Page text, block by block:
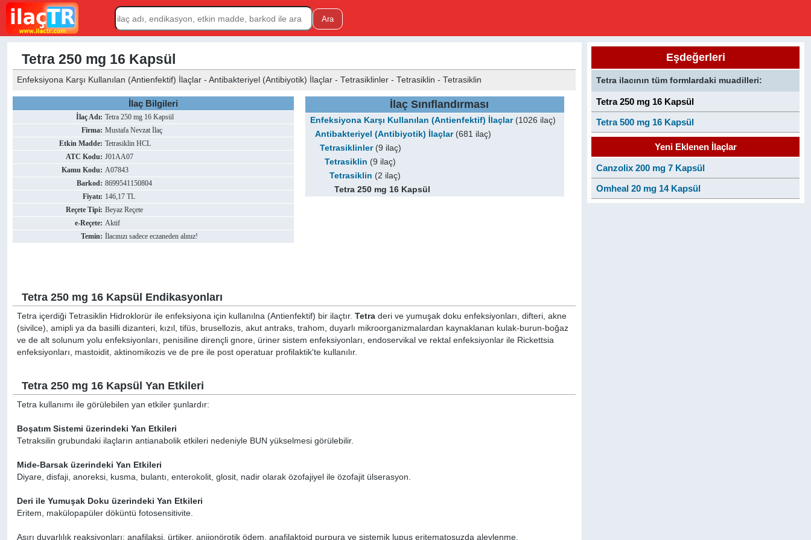
Tetra 250 mg 16 Kapsül
Enfeksiyona Karşı Kullanılan (Antienfektif) İlaçlar - Antibakteriyel (Antibiyotik) İlaçlar - Tetrasiklinler - Tetrasiklin - Tetrasiklin
İlaç Bilgileri
İlaç Adı: Tetra 250 mg 16 Kapsül
Firma: Mustafa Nevzat İlaç
Etkin Madde: Tetrasiklin HCL
ATC Kodu: J01AA07
Kamu Kodu: A07843
Barkod: 8699541150804
Fiyatı: 146,17 TL
Reçete Tipi: Beyaz Reçete
e-Reçete: Aktif
Temin: İlacınızı sadece eczaneden alınız!
İlaç Sınıflandırması
Enfeksiyona Karşı Kullanılan (Antienfektif) İlaçlar(1026 ilaç)
Antibakteriyel (Antibiyotik) İlaçlar(681 ilaç)
Tetrasiklinler(9 ilaç)
Tetrasiklin (9 ilaç)
Tetrasiklin (2 ilaç)
Tetra 250 mg 16 Kapsül
Tetra 250 mg 16 Kapsül Endikasyonları
Tetra içerdiği Tetrasiklin Hidroklorür ile enfeksiyona için kullanılna (Antienfektif) bir ilaçtır.Tetra deri ve yumuşak doku enfeksiyonları, difteri, akne
(sivilce), amipli ya da basilli dizanteri, kızıl, tifüs, brusellozis, akut antraks, trahom, duyarlı mikroorganizmalardan kaynaklanan kulak-burun-boğaz
ve de alt solunum yolu enfeksiyonları, penisiline dirençli gnore, üriner sistem enfeksiyonları, endoservikal ve rektal enfeksiyonlar ile Rickettsia
enfeksiyonları, mastoidit, aktinomikozis ve de pre ile post operatuar profilaktik'te kullanılır.
Tetra 250 mg 16 Kapsül Yan Etkileri
Tetra kullanımı ile görülebilen yan etkiler şunlardır:
Boşatım Sistemi üzerindeki Yan Etkileri
Tetraksilin grubundaki ilaçların antianabolik etkileri nedeniyle BUN yükselmesi görülebilir.
Mide-Barsak üzerindeki Yan Etkileri
Diyare, disfaji, anoreksi, kusma, bulantı, enterokolit, glosit, nadir olarak özofajiyel ile özofajit ülserasyon.
Deri ile Yumuşak Doku üzerindeki Yan Etkileri
Eritem, makülopapüler döküntü fotosensitivite.
Aşırı duyarlılık reaksiyonları: anafilaksi, ürtiker, anjionörotik ödem, anafilaktoid purpura ve sistemik lupus eritematosuzda alevlenme.
Eşdeğerleri
Tetra ilacının tüm formlardaki muadilleri:
Tetra 250 mg 16 Kapsül
Tetra 500 mg 16 Kapsül
Yeni Eklenen İlaçlar
Canzolix 200 mg 7 Kapsül
Omheal 20 mg 14 Kapsül